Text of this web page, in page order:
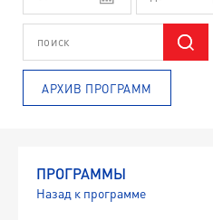
АРХИВ ПРОГРАММ
ПРОГРАММЫ
Назад к программе